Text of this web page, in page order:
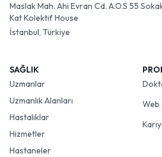
Maslak Mah. Ahi Evran Cd. A.O.S 55
Kat Kolektif House
İstanbul, Türkiye
SAĞLIK
Uzmanlar
Uzmanlık Alanları
Hastalıklar
Hizmetler
Hastaneler
Web